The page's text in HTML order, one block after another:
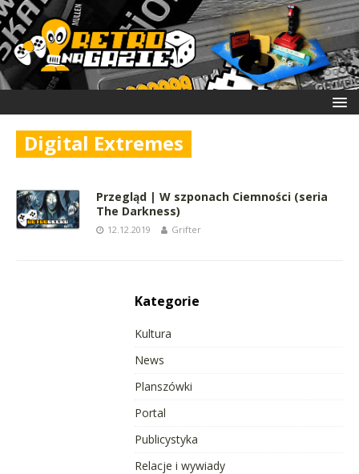
Digital Extremes
Przegląd | W szponach Ciemności (seria
The Darkness)
12.12.2019 Grifter
Kategorie
Kultura
News
Planszówki
Portal
Publicystyka
Relacje i wywiady